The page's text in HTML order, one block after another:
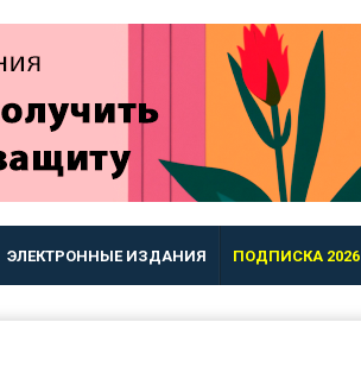
ЭЛЕКТРОННЫЕ ИЗДАНИЯ ПОДПИСКА 2026